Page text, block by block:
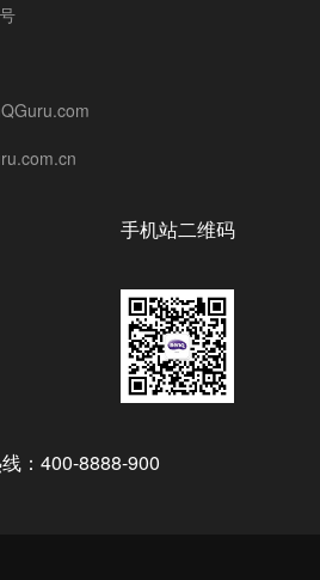
手机站二维码
：400-8888-900